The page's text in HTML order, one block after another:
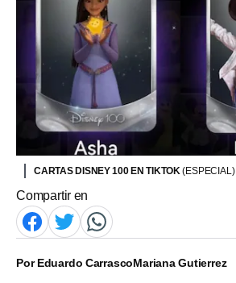
CARTAS DISNEY 100 EN TIKTOK(ESPECIAL)
Compartir en
PorEduardo CarrascoMariana Gutierrez